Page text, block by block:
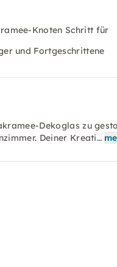
Knoten Schritt für
und Fortgeschrittene
Dekoglas zu
Deiner Kreati…